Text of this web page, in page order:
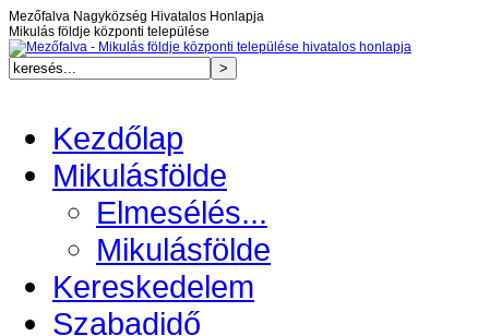
Mezőfalva Nagyközség Hivatalos Honlapja
Mikulás földje központi települése
Kezdőlap
Mikulásfölde
Elmesélés...
Mikulásfölde
Kereskedelem
Szabadidő